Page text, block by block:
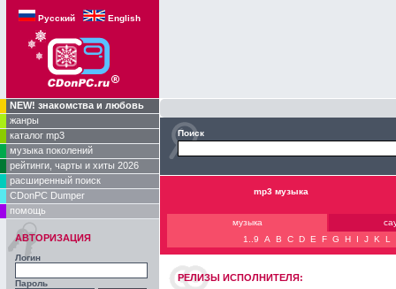
Русский English
NEW! знакомства и любовь
жанры
каталог mp3
музыка поколений
рейтинги, чарты и хиты 2026
расширенный поиск
CDonPC Dumper
помощь
АВТОРИЗАЦИЯ
Логин
Пароль
Поиск
mp3 музыка
музыка
1..9
A B C D E F G H I J K L
РЕЛИЗЫ ИCПОЛНИТЕЛЯ: